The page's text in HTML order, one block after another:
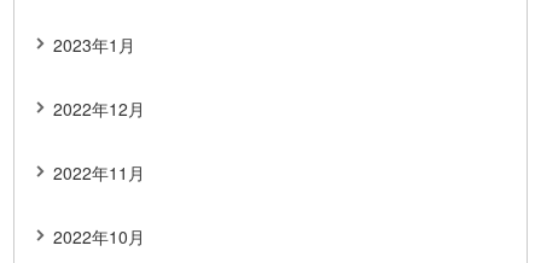
2023年1月
2022年12月
2022年11月
2022年10月